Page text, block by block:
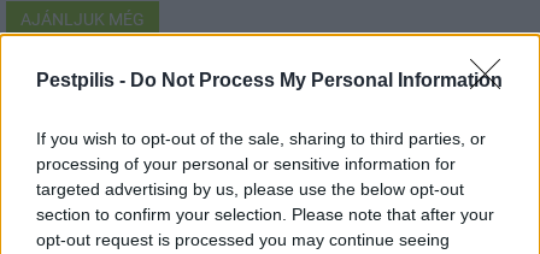
Pestpilis - Do Not Process My Personal Information
If you wish to opt-out of the sale, sharing to third parties, or
processing of your personal or sensitive information for
targeted advertising by us, please use the below opt-out
section to confirm your selection. Please note that after your
opt-out request is processed you may continue seeing
AJÁNLJUK MÉG
Helyi